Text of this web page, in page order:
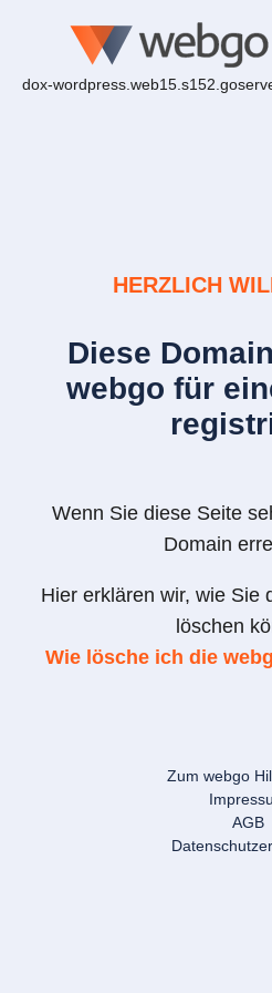
dox-
HERZLICH
Diese
webgo für
Wenn Sie diese Seite
Domain
Hier erklären wir, wie Sie
löschen
Wie lösche ich die
Zum webgo
AGB